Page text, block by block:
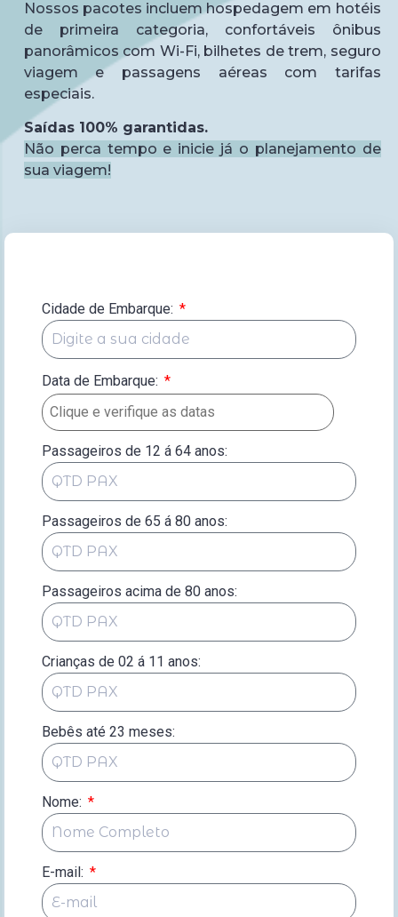
Cidade de Embarque:
Data de Embarque: *
Passageiros de 12 á 64 anos:
Passageiros de 65 á 80 anos:
Passageiros acima de 80 anos:
Crianças de 02 á 11 anos:
Bebês até 23 meses:
Nome:
E-mail:
Nossos pacotes incluem hospedagem em hotéis
de primeira categoria, confortáveis ônibus
panorâmicos com Wi-Fi, bilhetes de trem, seguro
viagem e passagens aéreas com tarifas
especiais.
Saídas 100% garantidas.
Não perca tempo e inicie já o planejamento de
sua viagem!